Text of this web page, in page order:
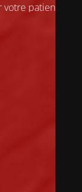
patience !